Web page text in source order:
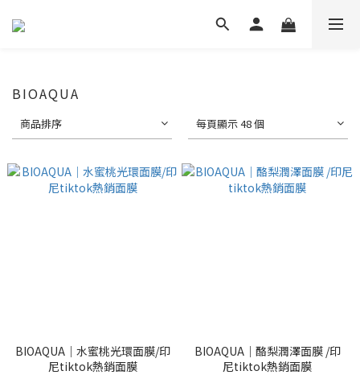
BIOAQUA
商品排序 每頁顯示 48 個
BIOAQUA｜水蜜桃光環面膜/印
尼tiktok熱銷面膜
BIOAQUA｜酪梨潤澤面膜 /印
尼tiktok熱銷面膜